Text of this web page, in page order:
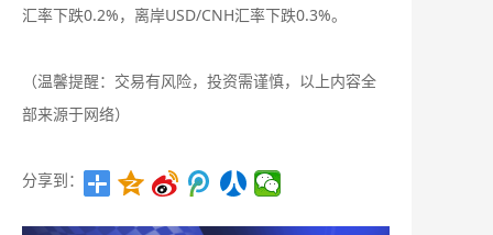
汇率下跌0.2%，离岸USD/CNH汇率下跌0.3%。
（温馨提醒：交易有风险，投资需谨慎，以上内容全
部来源于网络）
分享到：